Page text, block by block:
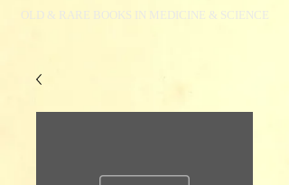
​OLD & RARE BOOKS IN MEDICINE & SCIENCE